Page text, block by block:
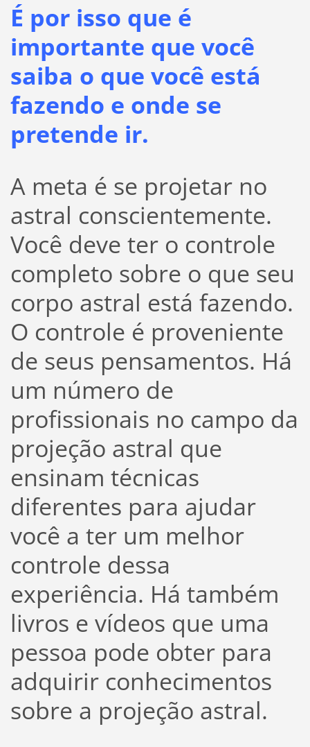
É por isso que é
importante que você
saiba o que você está
fazendo e onde se
pretende ir.
A meta é se projetar no
astral conscientemente.
Você deve ter o controle
completo sobre o que seu
corpo astral está fazendo.
O controle é proveniente
de seus pensamentos. Há
um número de
profissionais no campo da
projeção astral que
ensinam técnicas
diferentes para ajudar
você a ter um melhor
controle dessa
experiência. Há também
livros e vídeos que uma
pessoa pode obter para
adquirir conhecimentos
sobre a projeção astral.